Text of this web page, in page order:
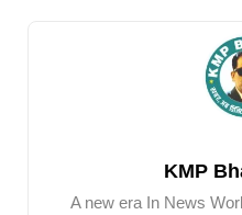
KMP
A new era In News